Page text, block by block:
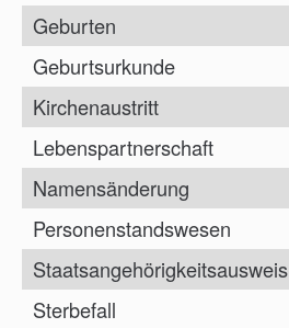
Geburten
Geburtsurkunde
Kirchenaustritt
Lebenspartnerschaft
Namensänderung
Personenstandswesen
Staatsangehörigkeitsausweis
Sterbefall